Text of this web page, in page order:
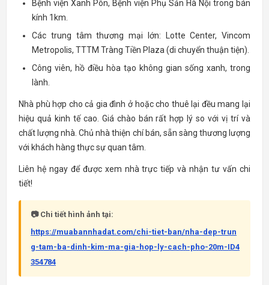
Bệnh viện Xanh Pôn, Bệnh viện Phụ Sản Hà Nội trong bán
kính 1km.
Các trung tâm thương mại lớn: Lotte Center, Vincom
Metropolis, TTTM Tràng Tiền Plaza (di chuyển thuận tiện).
Công viên, hồ điều hòa tạo không gian sống xanh, trong
lành.
Nhà phù hợp cho cả gia đình ở hoặc cho thuê lại đều mang lại
hiệu quả kinh tế cao. Giá chào bán rất hợp lý so với vị trí và
chất lượng nhà. Chủ nhà thiện chí bán, sẵn sàng thương lượng
với khách hàng thực sự quan tâm.
Liên hệ ngay để được xem nhà trực tiếp và nhận tư vấn chi
tiết!
📷 Chi tiết hình ảnh tại:
https://muabannhadat.com/chi-tiet-ban/nha-dep-trun
g-tam-ba-dinh-kim-ma-gia-hop-ly-cach-pho-20m-ID4
354784